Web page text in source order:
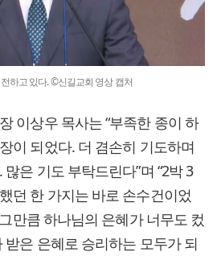
하고 있다. ©신길교회 영상 캡처
이상우 목사는 “부족한 종이 하
이 되었다. 더 겸손히 기도하며
은 기도 부탁드린다”며 “2박 3
던 한 가지는 바로 손수건이었
만큼 하나님의 은혜가 너무도 컸
은 은혜로 승리하는 모두가 되